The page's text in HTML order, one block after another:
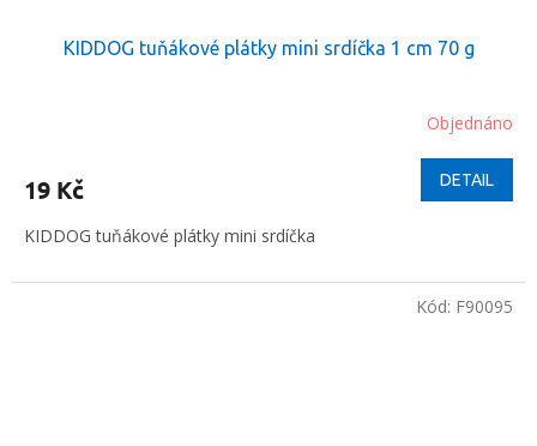
KIDDOG tuňákové plátky mini srdíčka 1 cm 70 g
Objednáno
19 Kč DETAIL
KIDDOG tuňákové plátky mini srdíčka
Kód: F90095